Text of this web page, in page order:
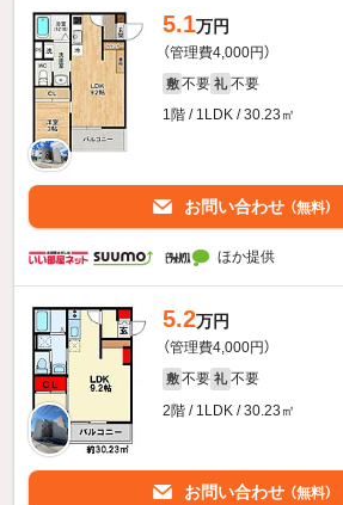
5.1万円
（管理費4,000円）
敷 不要 礼 不要
1階 / 1LDK / 30.23㎡
お問い合わせ （無料）
ほか提供
5.2万円
（管理費4,000円）
敷 不要 礼 不要
2階 / 1LDK / 30.23㎡
お問い合わせ （無料）